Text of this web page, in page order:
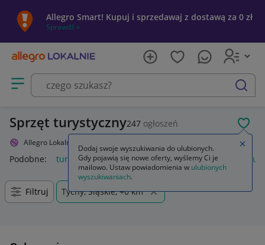
Allegro Smart! Kupuj i sprzedawaj z dostawą za 0 zł
Sprawdź »
Otwórz menu z kategoriami
szukaj
Sprzęt turystyczny247 ogłoszeń
Allegro Lokalnie
Podobne: turystyka sport i turystyka geografia geologia
Filtruj Tychy, Śląskie, +0 km
Dodaj swoje wyszukiwania do ulubionych.
Gdy pojawią się nowe oferty, wyślemy Ci je
mailowo. Ustaw powiadomienia w ulubionych
wyszukiwaniach.